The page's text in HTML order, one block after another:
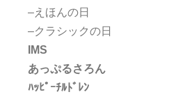
–えほんの日
–クラシックの日
IMS
あっぷるさろん
ﾊｯﾋﾟｰﾁﾙﾄﾞﾚﾝ